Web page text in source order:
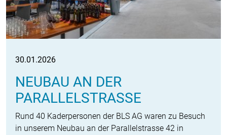
30.01.2026
NEUBAU AN DER
PARALLELSTRASSE
Rund 40 Kaderpersonen der BLS AG waren zu Besuch
in unserem Neubau an der Parallelstrasse 42 in